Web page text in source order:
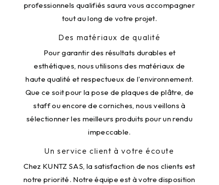
professionnels qualifiés saura vous accompagner
tout au long de votre projet.
Des matériaux de qualité
Pour garantir des résultats durables et
esthétiques, nous utilisons des matériaux de
haute qualité et respectueux de l'environnement.
Que ce soit pour la pose de plaques de plâtre, de
staff ou encore de corniches, nous veillons à
sélectionner les meilleurs produits pour un rendu
impeccable.
Un service client à votre écoute
Chez KUNTZ SAS, la satisfaction de nos clients est
notre priorité. Notre équipe est à votre disposition